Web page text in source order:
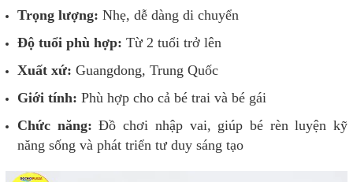
Trọng lượng: Nhẹ, dễ dàng di chuyển
Độ tuổi phù hợp: Từ 2 tuổi trở lên
Xuất xứ: Guangdong, Trung Quốc
Giới tính: Phù hợp cho cả bé trai và bé gái
Chức năng: Đồ chơi nhập vai, giúp bé rèn luyện kỹ
năng sống và phát triển tư duy sáng tạo